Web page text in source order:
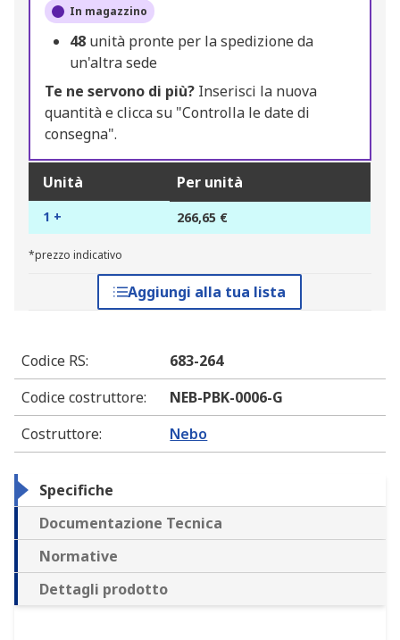
In magazzino
48 unità pronte per la spedizione da
un'altra sede
Te ne servono di più? Inserisci la nuova
quantità e clicca su "Controlla le date di
consegna".
Unità Per unità
1 + 266,65 €
*prezzo indicativo
Aggiungi alla tua lista
Codice RS:
683-264
Codice costruttore:
NEB-PBK-0006-G
Costruttore: Nebo
Specifiche
Documentazione Tecnica
Normative
Dettagli prodotto